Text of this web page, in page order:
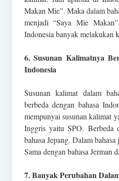
Makan Mie”. Maka dalam
menjadi “Saya Mie
Indonesia banyak melakukan
6. Susunan Kalimatnya
Indonesia
Susunan kalimat dalam
berbeda dengan bahasa
mempunyai susunan kalimat
Inggris yaitu SPO. Berbeda
bahasa Jepang. Dalam
Sama dengan bahasa Jerman
7. Banyak Perubahan